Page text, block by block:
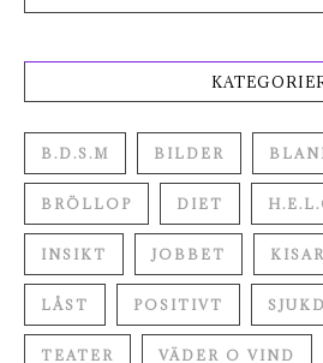
B.D.S.M BILDER
BRÖLLOP DIET
INSIKT JOBBET KISAR
LÅST POSITIVT
TEATER VÄDER O VIND